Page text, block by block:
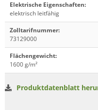
Elektrische Eigenschaften:
elektrisch leitfähig
Zolltarifnummer:
73129000
Flächengewicht:
1600 g/m²
Produktdatenblatt